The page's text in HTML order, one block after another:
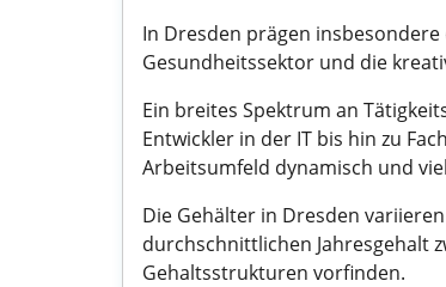
In Dresden prägen
Gesundheitssektor und die
Ein breites Spektrum an
Entwickler in der IT bis hin zu
Arbeitsumfeld dynamisch und
Die Gehälter in Dresden
durchschnittlichen Jahresgehalt
Gehaltsstrukturen vorfinden.